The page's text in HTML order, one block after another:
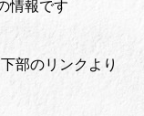
情報です
部のリンクより